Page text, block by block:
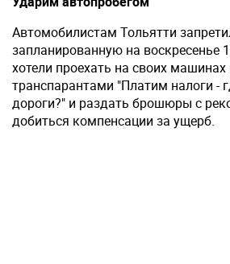
Автомобилистам Тольятти
запланированную на воскресенье
хотели проехать на своих машинах
транспарантами "Платим налоги -
дороги?" и раздать брошюры с
добиться компенсации за ущерб.